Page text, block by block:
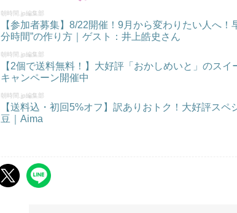
朝時間.jp編集部
【参加者募集】8/22開催！9月から変わりたい人へ！
分時間”の作り方｜ゲスト：井上皓史さん
朝時間.jp編集部
【2個で送料無料！】大好評「おかしめいと」のスイ
キャンペーン開催中
朝時間.jp編集部
【送料込・初回5%オフ】訳ありおトク！大好評スペ
豆｜Aima